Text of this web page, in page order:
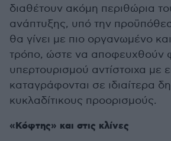
διαθέτουν ακόμη περιθώρια
ανάπτυξης, υπό την
θα γίνει με πιο οργανωμένο
τρόπο, ώστε να αποφευχθούν
υπερτουρισμού αντίστοιχα με
καταγράφονται σε ιδιαίτερα
κυκλαδίτικους προορισμούς.
«Κόφτης» και στις κλίνες